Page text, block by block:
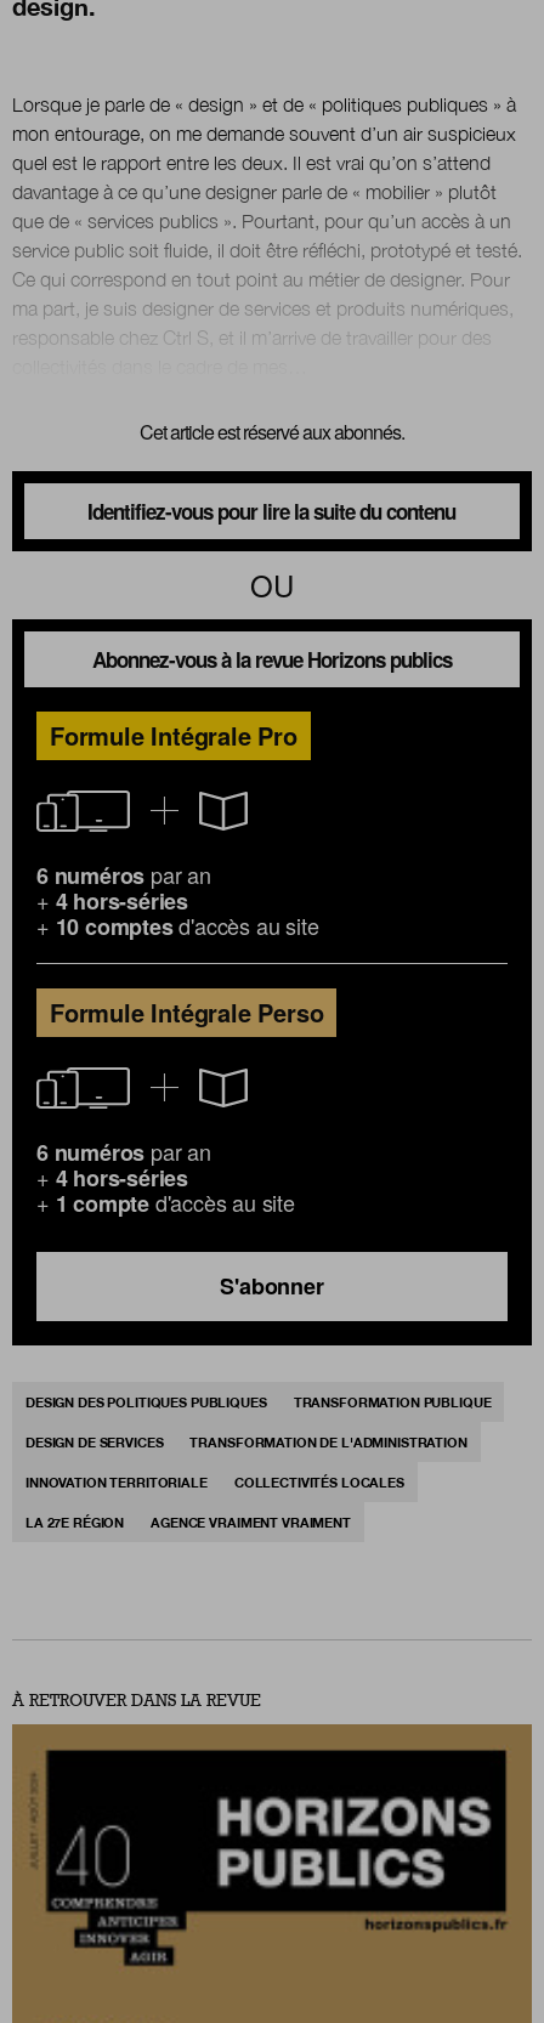
design.
Lorsque je parle de « design » et de « politiques publiques » à
mon entourage, on me demande souvent d’un air suspicieux
quel est le rapport entre les deux. Il est vrai qu’on s’attend
davantage à ce qu’une designer parle de « mobilier » plutôt
que de « services publics ». Pourtant, pour qu’un accès à un
service public soit fluide, il doit être réfléchi, prototypé et testé.
Ce qui correspond en tout point au métier de designer. Pour
ma part, je suis designer de services et produits numériques,
responsable chez Ctrl S, et il m’arrive de travailler pour des
Cet article est réservé aux abonnés.
Identifiez-vous pour lire la suite du contenu
OU
Abonnez-vous à la revue Horizons publics
Formule Intégrale Pro
6 numéros par an
+ 4 hors-séries
+ 10 comptesd'accès au site
Formule Intégrale Perso
6 numéros par an
+ 4 hors-séries
+ 1 compted'accès au site
S'abonner
DESIGN DES POLITIQUES PUBLIQUES TRANSFORMATION PUBLIQUE
DESIGN DE SERVICES TRANSFORMATION DE L'ADMINISTRATION
INNOVATION TERRITORIALE COLLECTIVITÉS LOCALES
LA 27E RÉGION AGENCE VRAIMENT VRAIMENT
À RETROUVER DANS LA REVUE